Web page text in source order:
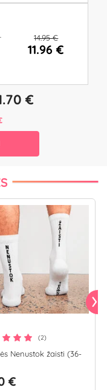
14.95 €
11.96 €
€
(2)
Nenustok žaisti (36-
€